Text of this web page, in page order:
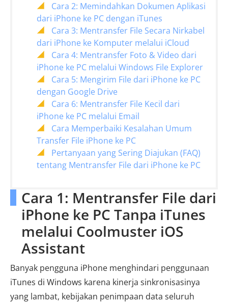
Cara 2: Memindahkan Dokumen Aplikasi
dari iPhone ke PC dengan iTunes
Cara 3: Mentransfer File Secara Nirkabel
dari iPhone ke Komputer melalui iCloud
Cara 4: Mentransfer Foto & Video dari
iPhone ke PC melalui Windows File Explorer
Cara 5: Mengirim File dari iPhone ke PC
dengan Google Drive
Cara 6: Mentransfer File Kecil dari
iPhone ke PC melalui Email
Cara Memperbaiki Kesalahan Umum
Transfer File iPhone ke PC
Pertanyaan yang Sering Diajukan (FAQ)
tentang Mentransfer File dari iPhone ke PC
Cara 1: Mentransfer File dari
iPhone ke PC Tanpa iTunes
melalui Coolmuster iOS
Assistant
Banyak pengguna iPhone menghindari penggunaan
iTunes di Windows karena kinerja sinkronisasinya
yang lambat, kebijakan penimpaan data seluruh